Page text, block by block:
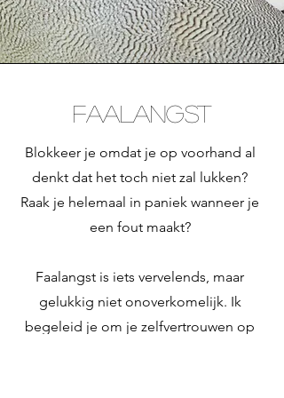
FAALANGST
Blokkeer je omdat je op voorhand al
denkt dat het toch niet zal lukken?
Raak je helemaal in paniek wanneer je
een fout maakt?
Faalangst is iets vervelends, maar
gelukkig niet onoverkomelijk. Ik
begeleid je om je zelfvertrouwen op